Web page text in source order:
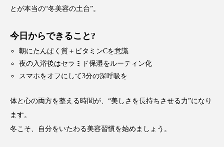
とが本当の“冬美容の土台”。
今日からできること ?
朝にたんぱく質＋ビタミンCを意識
夜の入浴後はセラミド保湿をルーティン化
スマホをオフにして3分の深呼吸を
体と心の両方を整える時間が、“美しさを長持ちさせる力”になり
ます。
冬こそ、自分をいたわる美容習慣を始めましょう。